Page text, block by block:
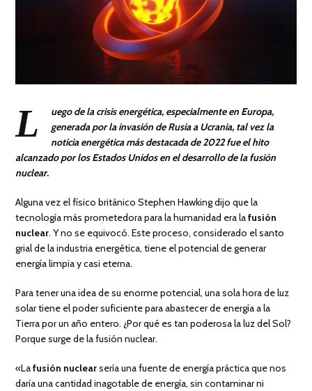
L
uego de la crisis energética, especialmente en Europa,
generada por la invasión de Rusia a Ucrania, tal vez la
noticia energética más destacada de 2022 fue el hito
alcanzado por los Estados Unidos en el desarrollo de la fusión
nuclear.
Alguna vez el físico británico Stephen Hawking dijo que la
tecnología más prometedora para la humanidad era lafusión
nuclear. Y no se equivocó. Este proceso, considerado el santo
grial de la industria energética, tiene el potencial de generar
energía limpia y casi eterna.
Para tener una idea de su enorme potencial, una sola hora de luz
solar tiene el poder suficiente para abastecer de energía a la
Tierra por un año entero. ¿Por qué es tan poderosa la luz del Sol?
Porque surge de la fusión nuclear.
«Lafusión nuclearsería una fuente de energía práctica que nos
daría una cantidad inagotable de energía, sin contaminar ni